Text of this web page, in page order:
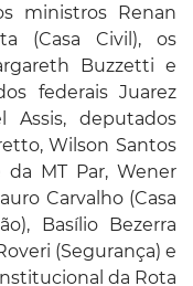
ministros Renan
(Casa Civil), os
Buzzetti e
federais Juarez
Assis, deputados
Wilson Santos
da MT Par, Wener
Carvalho (Casa
Basílio Bezerra
(Segurança) e
da Rota